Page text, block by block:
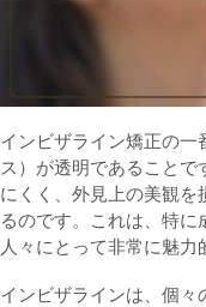
インビザライン矯正の
ス）が透明であることで
にくく、外見上の美観を
るのです。これは、特に
人々にとって非常に魅力
インビザラインは、個々